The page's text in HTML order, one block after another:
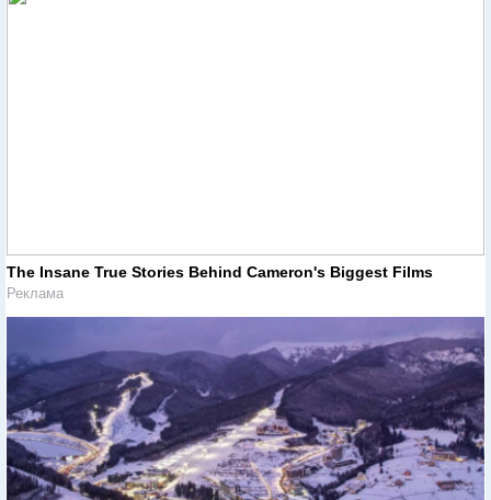
The Insane True Stories Behind Cameron's Biggest Films
Реклама